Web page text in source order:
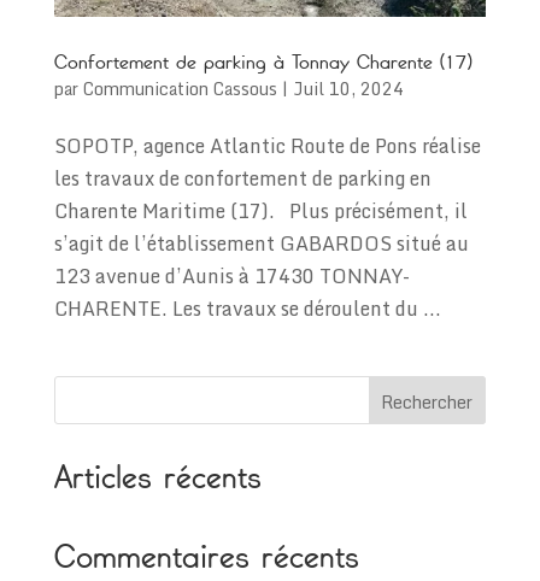
Confortement de parking à Tonnay Charente (17)
parCommunication Cassous | Juil 10, 2024
SOPOTP, agence Atlantic Route de Pons réalise
les travaux de confortement de parking en
Charente Maritime (17). Plus précisément, il
s’agit de l’établissement GABARDOS situé au
123 avenue d’Aunis à 17430 TONNAY-
CHARENTE. Les travaux se déroulent du ...
Rechercher
Articles récents
Commentaires récents